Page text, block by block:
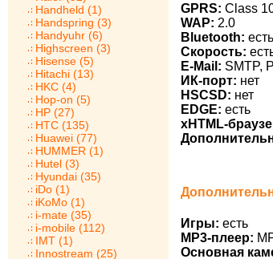
Handheld (1)
Handspring (3)
Handyuhr (6)
Highscreen (3)
Hisense (5)
Hitachi (13)
HKC (4)
Hop-on (5)
HP (27)
HTC (135)
Huawei (77)
HUMMER (1)
Hutel (3)
Hyundai (35)
iDo (1)
iKoMo (1)
i-mate (35)
i-mobile (112)
IMT (1)
Innostream (25)
GPRS: Class
WAP: 2.0
Bluetooth: есть
Скорость:
E-Mail: SMTP,
ИК-порт: нет
HSCSD: нет
EDGE: есть
xHTML-
Игры: есть
MP3-плеер:
Основная